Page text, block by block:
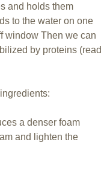
and holds them
to the water on one
window Then we can
by proteins (read
:
a denser foam
and lighten the